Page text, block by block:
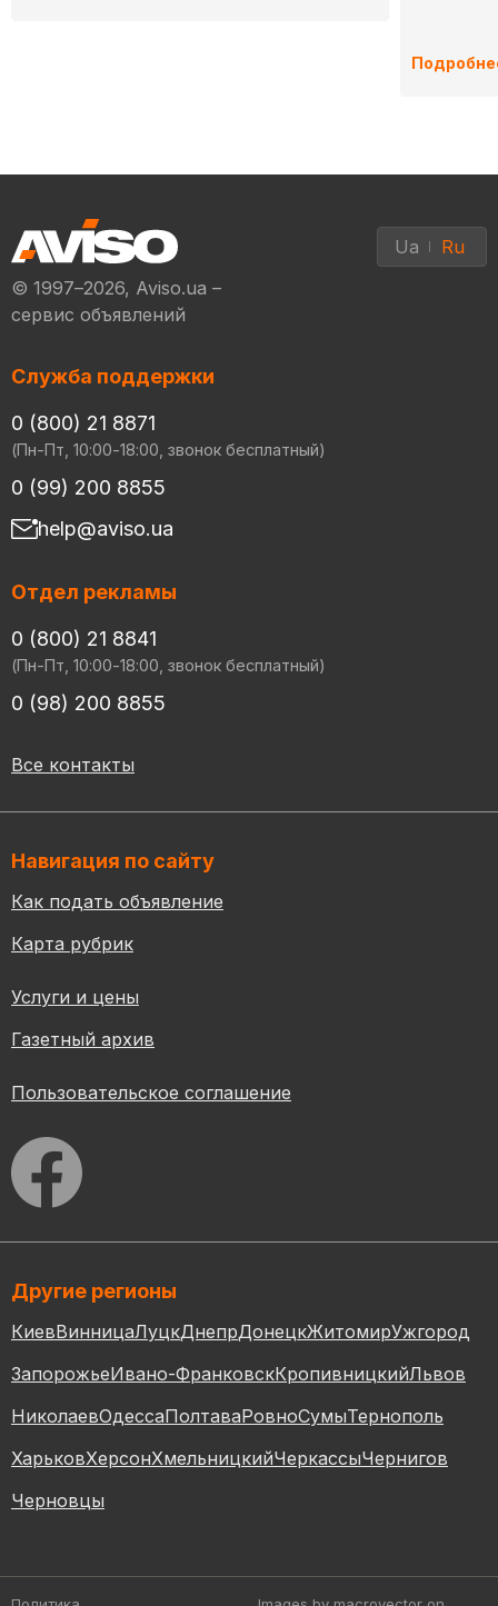
© 1997–2026, Aviso.ua –
сервис объявлений
Ua Ru
Служба поддержки
0 (800) 21 8871
(Пн-Пт, 10:00-18:00, звонок бесплатный)
0 (99) 200 8855
help@aviso.ua
Отдел рекламы
0 (800) 21 8841
(Пн-Пт, 10:00-18:00, звонок бесплатный)
0 (98) 200 8855
Все контакты
Навигация по сайту
Как подать объявление
Карта рубрик
Услуги и цены
Газетный архив
Пользовательское соглашение
Другие регионы
КиевВинницаЛуцкДнепрДонецкЖитомирУжгород
ЗапорожьеИвано-ФранковскКропивницкийЛьвов
НиколаевОдессаПолтаваРовноСумыТернополь
ХарьковХерсонХмельницкийЧеркассыЧернигов
Черновцы